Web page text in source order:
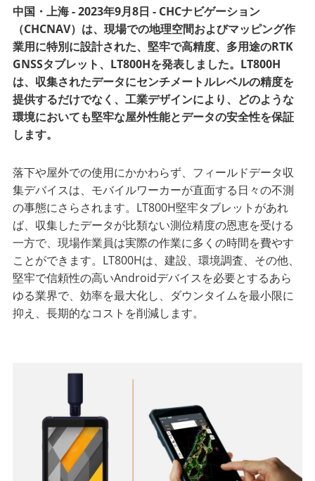
中国・上海 - 2023年9月8日 - CHCナビゲーション
（CHCNAV）は、現場での地理空間およびマッピング作
業用に特別に設計された、堅牢で高精度、多用途のRTK
GNSSタブレット、LT800Hを発表しました。LT800H
は、収集されたデータにセンチメートルレベルの精度を
提供するだけでなく、工業デザインにより、どのような
環境においても堅牢な屋外性能とデータの安全性を保証
します。
落下や屋外での使用にかかわらず、フィールドデータ収
集デバイスは、モバイルワーカーが直面する日々の不測
の事態にさらされます。LT800H堅牢タブレットがあれ
ば、収集したデータが比類ない測位精度の恩恵を受ける
一方で、現場作業員は実際の作業に多くの時間を費やす
ことができます。LT800Hは、建設、環境調査、その他、
堅牢で信頼性の高いAndroidデバイスを必要とするあら
ゆる業界で、効率を最大化し、ダウンタイムを最小限に
抑え、長期的なコストを削減します。